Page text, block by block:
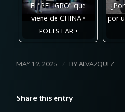
El "PELIGRO" que
viene de CHINA •
POLESTAR •
por
MAY 19, 2025 / BYALVAZQUEZ
Share this entry